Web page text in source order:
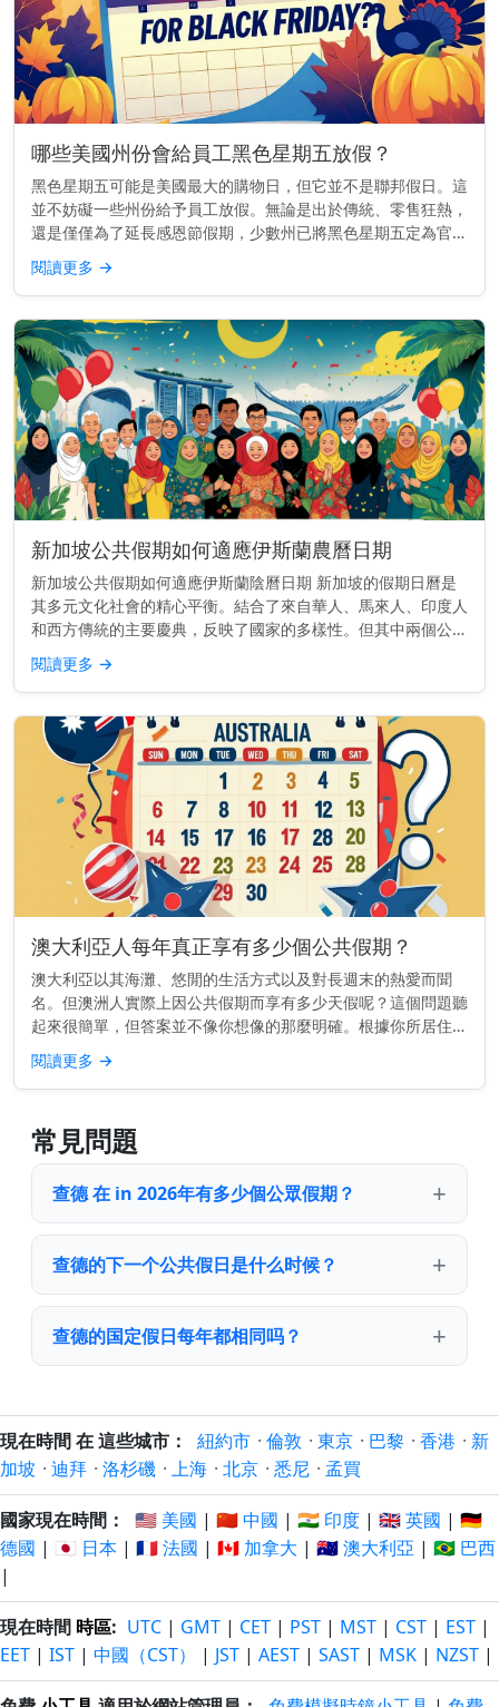
哪些美國州份會給員工黑色星期五放假？
黑色星期五可能是美國最大的購物日，但它並不是聯邦假日。這
並不妨礙一些州份給予員工放假。無論是出於傳統、零售狂熱，
還是僅僅為了延長感恩節假期，少數州已將黑色星期五定為官方
州假日，至少對公共部門的員工如此。 快速見解： 至少有25個
美國州份為部...
閱讀更多 →
新加坡公共假期如何適應伊斯蘭農曆日期
新加坡公共假期如何適應伊斯蘭陰曆日期 新加坡的假期日曆是
其多元文化社會的精心平衡。結合了來自華人、馬來人、印度人
和西方傳統的主要慶典，反映了國家的多樣性。但其中兩個公共
假期——哈芝節（Hari Raya Haji）和開齋節（Hari Ray...
閱讀更多 →
澳大利亞人每年真正享有多少個公共假期？
澳大利亞以其海灘、悠閒的生活方式以及對長週末的熱愛而聞
名。但澳洲人實際上因公共假期而享有多少天假呢？這個問題聽
起來很簡單，但答案並不像你想像的那麼明確。根據你所居住的
地點，你每年的公共假期數量可能會大不相同。 快速了解： 大
多數澳大利亞人每...
閱讀更多 →
常見問題
查德 在 in 2026年有多少個公眾假期？
查德的下一个公共假日是什么时候？
查德的国定假日每年都相同吗？
現在時間 在 這些城市： 紐約市 · 倫敦 · 東京 · 巴黎 · 香港 · 新
加坡 · 迪拜 · 洛杉磯 · 上海 · 北京 · 悉尼 · 孟買
國家現在時間： 🇺🇸 美國 | 🇨🇳 中國 | 🇮🇳 印度 | 🇬🇧 英國 | 🇩🇪
德國 | 🇯🇵 日本 | 🇫🇷 法國 | 🇨🇦 加拿大 | 🇦🇺 澳大利亞 | 🇧🇷 巴西
|
現在時間 時區: UTC | GMT | CET | PST | MST | CST | EST |
EET | IST | 中國（CST） | JST | AEST | SAST | MSK | NZST |